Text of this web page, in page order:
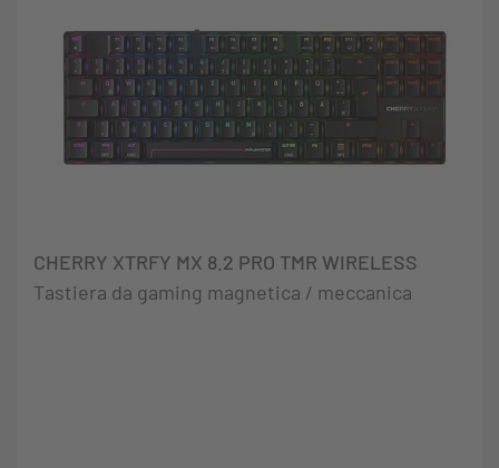
CHERRY XTRFY MX 8.2 PRO TMR WIRELESS
Tastiera da gaming magnetica / meccanica